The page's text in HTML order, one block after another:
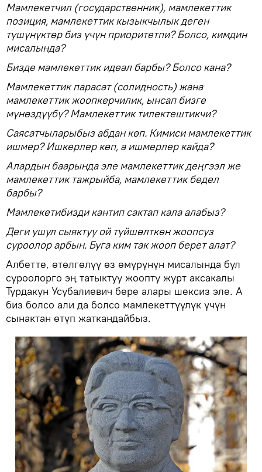
Мамлекетчил (государственник), мамлекеттик
позиция, мамлекеттик кызыкчылык деген
түшүнүктөр биз үчүн приоритетпи? Болсо, кимдин
мисалында?
Бизде мамлекеттик идеал барбы? Болсо кана?
Мамлекеттик парасат (солидность) жана
мамлекеттик жоопкерчилик, ынсап бизге
мүнөздүүбү? Мамлекеттик тилектештикчи?
Саясатчыларыбыз абдан көп. Кимиси мамлекеттик
ишмер? Ишкерлер көп, а ишмерлер кайда?
Алардын баарында эле мамлекеттик деңгээл же
мамлекеттик тажрыйба, мамлекеттик бедел
барбы?
Мамлекетибизди кантип сактап кала алабыз?
Деги ушул сыяктуу ой түйшөлткөн жоопсуз
суроолор арбын. Буга ким так жооп берет алат?
Албетте, өтөлгөлүү өз өмүрүнүн мисалында бул
суроолорго эң татыктуу жоопту журт аксакалы
Турдакун Усубалиевич бере алары шексиз эле. А
биз болсо али да болсо мамлекеттүүлүк үчүн
сынактан өтүп жаткандайбыз.